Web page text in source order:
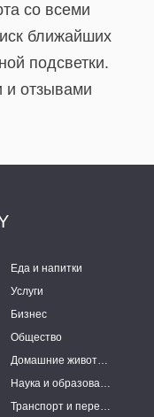
со всеми
ближайших
подсветки.
и отзывами
Еда и напитки
Услуги
Бизнес
Общество
Домашние животные
Наука и образование
Транспорт и перевозки